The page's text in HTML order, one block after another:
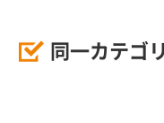
同一カテゴ